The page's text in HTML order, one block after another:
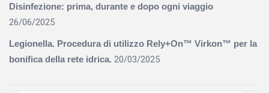
Disinfezione: prima, durante e dopo ogni viaggio
26/06/2025
Legionella. Procedura di utilizzo Rely+On™ Virkon™ per la
bonifica della rete idrica. 20/03/2025